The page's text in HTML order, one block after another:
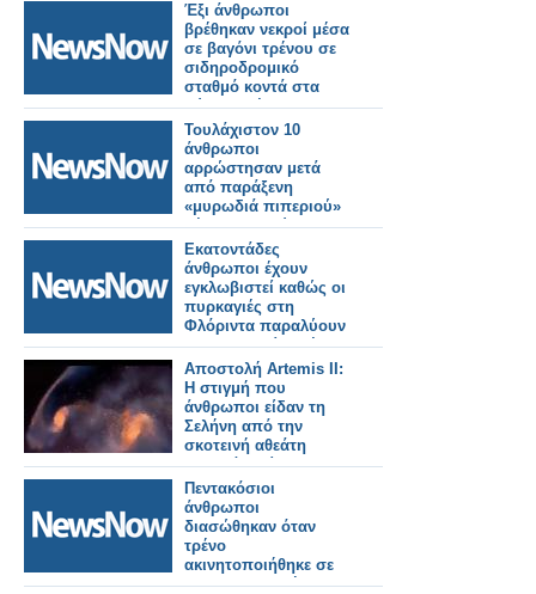
Έξι άνθρωποι
βρέθηκαν νεκροί μέσα
σε βαγόνι τρένου σε
σιδηροδρομικό
σταθμό κοντά στα
σύνορα Τέξας-
Μεξικού.
Τουλάχιστον 10
άνθρωποι
αρρώστησαν μετά
από παράξενη
«μυρωδιά πιπεριού»
μέσα σε κινούμενο
τρένο στην Ιαπωνία.
Εκατοντάδες
άνθρωποι έχουν
εγκλωβιστεί καθώς οι
πυρκαγιές στη
Φλόριντα παραλύουν
την υπηρεσία τρένων
της Amtrak.
Αποστολή Artemis II:
Η στιγμή που
άνθρωποι είδαν τη
Σελήνη από την
σκοτεινή αθεάτη
πλευρά – Βίντεο και
φωτό
Πεντακόσιοι
άνθρωποι
διασώθηκαν όταν
τρένο
ακινητοποιήθηκε σε
σιδηροδρομική